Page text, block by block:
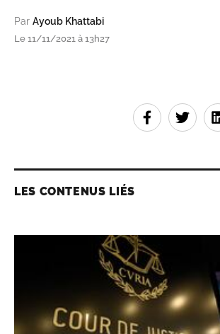
Par Ayoub Khattabi
Le 11/11/2021 à 13h27
LES CONTENUS LIÉS